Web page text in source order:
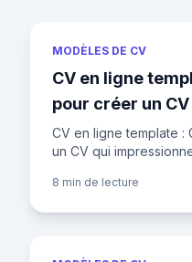
MODÈLES DE CV
CV en ligne
pour créer un
CV en ligne template
un CV qui
démarquer sur le marc
8 min de lecture